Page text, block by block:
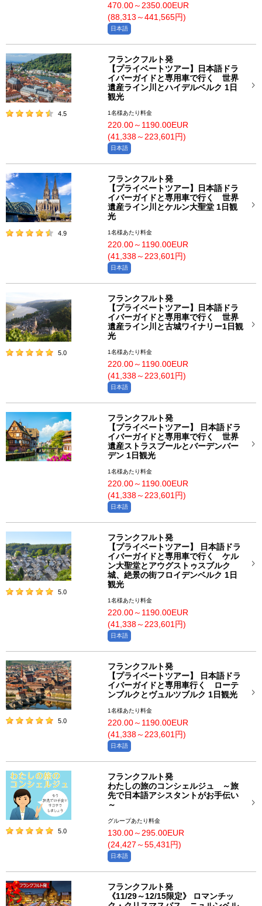
470.00～2350.00EUR
(88,313～441,565円)
日本語
4.5
フランクフルト発
【プライベートツアー】日本語ドラ
イバーガイドと専用車で行く 世界
遺産ライン川とハイデルベルク 1日
観光
1名様あたり料金
220.00～1190.00EUR
(41,338～223,601円)
日本語
4.9
フランクフルト発
【プライベートツアー】日本語ドラ
イバーガイドと専用車で行く 世界
遺産ライン川とケルン大聖堂 1日観
光
1名様あたり料金
220.00～1190.00EUR
(41,338～223,601円)
日本語
5.0
フランクフルト発
【プライベートツアー】日本語ドラ
イバーガイドと専用車で行く 世界
遺産ライン川と古城ワイナリー1日観
光
1名様あたり料金
220.00～1190.00EUR
(41,338～223,601円)
日本語
フランクフルト発
【プライベートツアー】 日本語ドラ
イバーガイドと専用車で行く 世界
遺産ストラスブールとバーデンバー
デン 1日観光
1名様あたり料金
220.00～1190.00EUR
(41,338～223,601円)
日本語
5.0
フランクフルト発
【プライベートツアー】 日本語ドラ
イバーガイドと専用車で行く ケル
ン大聖堂とアウグストゥスブルク
城、絶景の街フロイデンベルク 1日
観光
1名様あたり料金
220.00～1190.00EUR
(41,338～223,601円)
日本語
5.0
フランクフルト発
【プライベートツアー】 日本語ドラ
イバーガイドと専用車行く ローテ
ンブルクとヴュルツブルク 1日観光
1名様あたり料金
220.00～1190.00EUR
(41,338～223,601円)
日本語
5.0
フランクフルト発
わたしの旅のコンシェルジュ ～旅
先で日本語アシスタントがお手伝い
～
グループあたり料金
130.00～295.00EUR
(24,427～55,431円)
日本語
フランクフルト発
《11/29～12/15限定》 ロマンチッ